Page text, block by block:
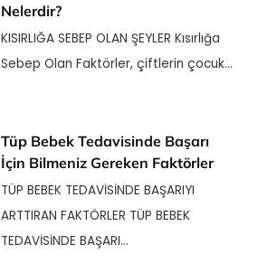
Nelerdir?
KISIRLIĞA SEBEP OLAN ŞEYLER Kısırlığa
Sebep Olan Faktörler, çiftlerin çocuk…
Tüp Bebek Tedavisinde Başarı
İçin Bilmeniz Gereken Faktörler
TÜP BEBEK TEDAVİSİNDE BAŞARIYI
ARTTIRAN FAKTÖRLER TÜP BEBEK
TEDAVİSİNDE BAŞARI…